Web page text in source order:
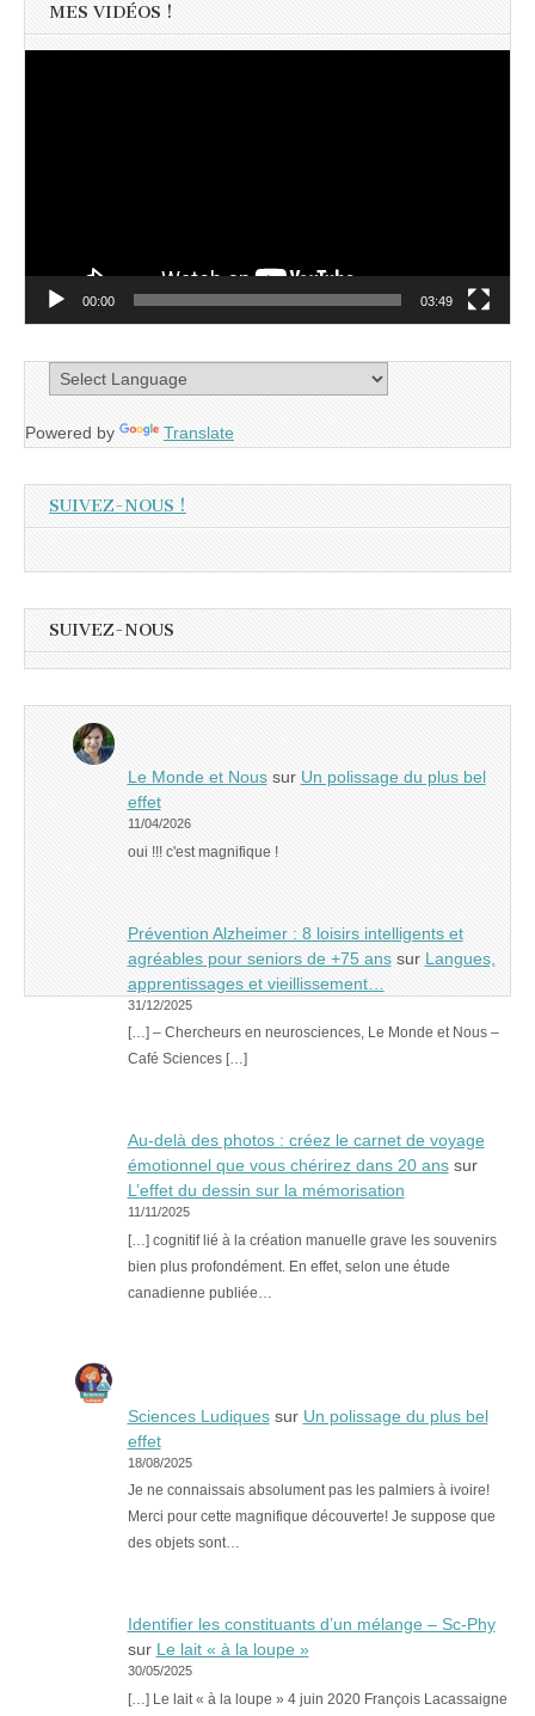
MES VIDÉOS !
00:00 03:49
Powered by Translate
SUIVEZ-NOUS !
SUIVEZ-NOUS
Le Monde et Noussur Un polissage du plus bel
effet
11/04/2026
oui !!! c'est magnifique !
Prévention Alzheimer : 8 loisirs intelligents et
agréables pour seniors de +75 anssur Langues,
apprentissages et vieillissement…
31/12/2025
[…] – Chercheurs en neurosciences, Le Monde et Nous –
Café Sciences […]
Au-delà des photos : créez le carnet de voyage
émotionnel que vous chérirez dans 20 anssur
L’effet du dessin sur la mémorisation
11/11/2025
[…] cognitif lié à la création manuelle grave les souvenirs
bien plus profondément. En effet, selon une étude
canadienne publiée…
Sciences Ludiquessur Un polissage du plus bel
effet
18/08/2025
Je ne connaissais absolument pas les palmiers à ivoire!
Merci pour cette magnifique découverte! Je suppose que
des objets sont…
Identifier les constituants d’un mélange – Sc-Phy
sur Le lait « à la loupe »
30/05/2025
[…] Le lait « à la loupe » 4 juin 2020 François Lacassaigne